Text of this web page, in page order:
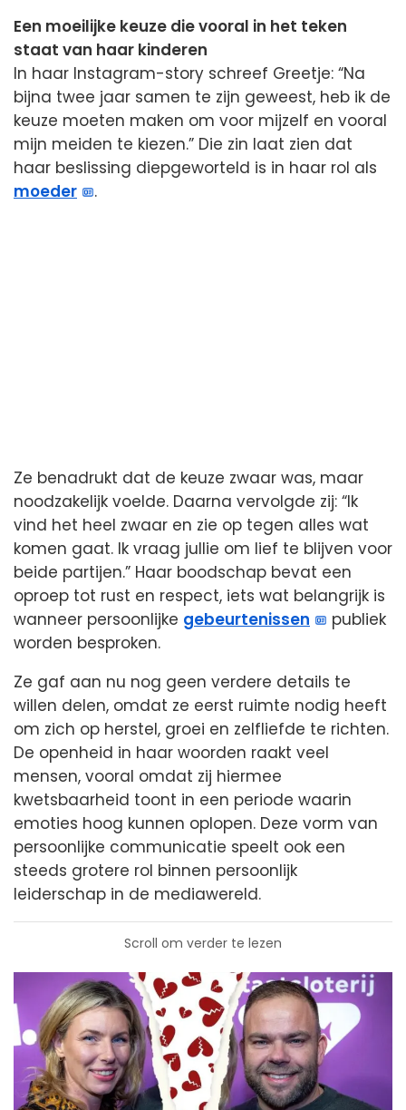
Een moeilijke keuze die vooral in het teken
staat van haar kinderen
In haar Instagram-story schreef Greetje: “Na
bijna twee jaar samen te zijn geweest, heb ik de
keuze moeten maken om voor mijzelf en vooral
mijn meiden te kiezen.” Die zin laat zien dat
haar beslissing diepgeworteld is in haar rol als
moeder
.
Ze benadrukt dat de keuze zwaar was, maar
noodzakelijk voelde. Daarna vervolgde zij: “Ik
vind het heel zwaar en zie op tegen alles wat
komen gaat. Ik vraag jullie om lief te blijven voor
beide partijen.” Haar boodschap bevat een
oproep tot rust en respect, iets wat belangrijk is
wanneer persoonlijke gebeurtenissen
publiek
worden besproken.
Ze gaf aan nu nog geen verdere details te
willen delen, omdat ze eerst ruimte nodig heeft
om zich op herstel, groei en zelfliefde te richten.
De openheid in haar woorden raakt veel
mensen, vooral omdat zij hiermee
kwetsbaarheid toont in een periode waarin
emoties hoog kunnen oplopen. Deze vorm van
persoonlijke communicatie speelt ook een
steeds grotere rol binnen persoonlijk
leiderschap in de mediawereld.
Scroll om verder te lezen